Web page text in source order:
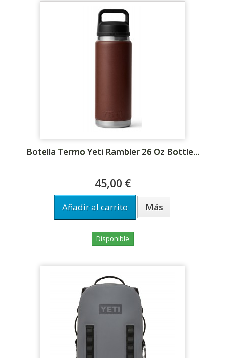
Botella Termo Yeti Rambler 26 Oz Bottle...
45,00 €
Añadir al carrito Más
Disponible